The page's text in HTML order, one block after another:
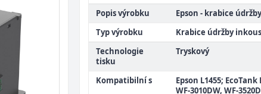
Popis výrobku
Epson - krabice
Typ výrobku
Krabice údržby
Technologie
tisku
Tryskový
Kompatibilní s
Epson L1455; EcoTank
WF-3010DW, WF-